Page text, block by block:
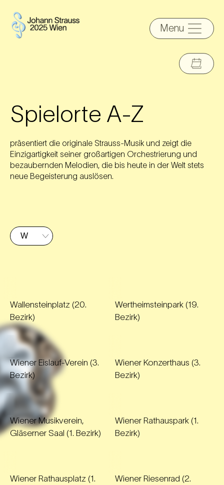
Menu
Spielorte A-Z
präsentiert die originale Strauss-Musik und zeigt die
Einzigartigkeit seiner großartigen Orchestrierung und
bezaubernden Melodien, die bis heute in der Welt stets
neue Begeisterung auslösen.
Wallensteinplatz (20.
Bezirk)
Wertheimsteinpark (19.
Bezirk)
Wiener Eislauf-Verein (3.
Bezirk)
Wiener Konzerthaus (3.
Bezirk)
Wiener Musikverein,
Gläserner Saal (1. Bezirk)
Wiener Rathauspark (1.
Bezirk)
Wiener Rathausplatz (1.
Wiener Riesenrad (2.